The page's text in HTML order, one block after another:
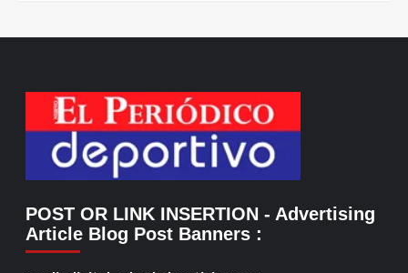
POST OR LINK INSERTION - Advertising
Article Blog Post Banners :